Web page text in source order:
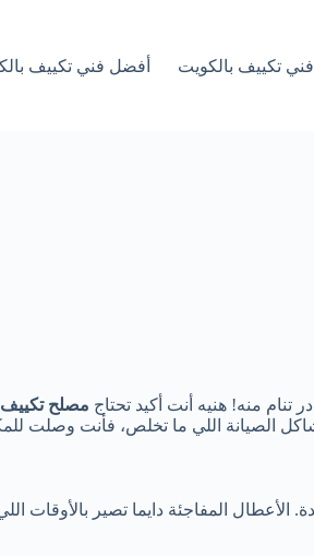
تكييف بالكويت أفضل فني تكييف
منه! هنيه أنت أكيد تحتاج مصلح تكييف
الصيانة اللي ما تخلص، فأنت وصلت
المفاجئة دايما تصير بالأوقات